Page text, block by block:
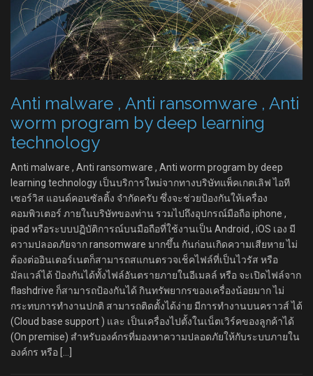
Anti malware , Anti ransomware , Anti
worm program by deep learning
technology
Anti malware , Anti ransomware , Anti worm program by deep
learning technology เป็นบริการใหม่จากทางบริษัทแพ็คเกตเลิฟ ไอที
เซอร์วิส แอนด์คอนซัลติ้ง จำกัดครับ ซึ่งจะช่วยป้องกันให้เครื่อง
คอมพิวเตอร์ ภายในบริษัทของท่าน รวมไปถึงอุปกรณ์มือถือ iphone ,
ipad หรือระบบปฏิบัติการณ์บนมือถือที่ใช้งานเป็น Android , iOS เอง มี
ความปลอดภัยจาก ransomware มากขึ้น กันก่อนเกิดความเสียหาย ไม่
ต้องต่ออินเตอร์เนตก็สามารถสแกนตรวจเช็คไฟล์ที่เป็นไวรัส หรือ
มัลแวล์ได้ ป้องกันได้ทั้งไฟล์อันตรายภายในอีเมลล์ หรือ จะเปิดไฟล์จาก
flashdrive ก็สามารถป้องกันได้ กินทรัพยากรของเครื่องน้อยมาก ไม่
กระทบการทำงานปกติ สามารถติดตั้งได้ง่าย มีการทำงานบนคราวส์ ได้
(Cloud base support ) และ เป็นเครื่องไปตั้งในเน็ตเวิร์คของลูกค้าได้
(On premise) สำหรับองค์กรที่มองหาความปลอดภัยให้กับระบบภายใน
องค์กร หรือ […]